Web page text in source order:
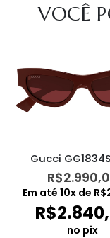
VOCÊ
Gucci
R$
Em até 10x de R$
R$
no pix